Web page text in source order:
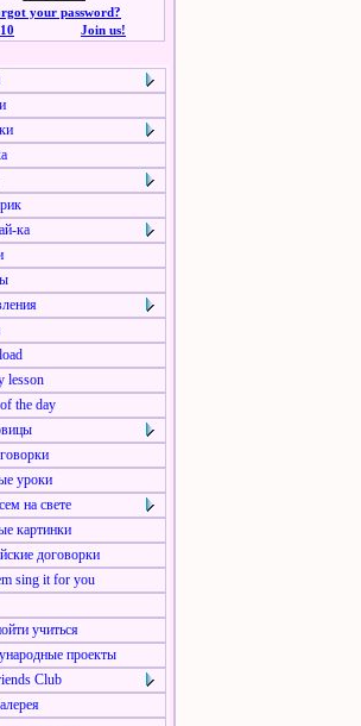
your password?
Join us!
ка
lesson
the day
уроки
на свете
картинки
договорки
sing it for you
учиться
проекты
Club